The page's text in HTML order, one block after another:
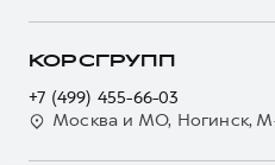
Для малого бизнеса
Электронный ПТС
GWM Безопасность
О GWM
О дилере
Контакты
Наша команда
КОРСГРУПП
+7 (499) 455-66-03
Москва и МО, Ногинск,